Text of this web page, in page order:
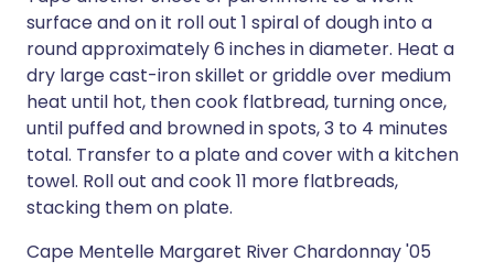
surface and on it roll out 1 spiral of dough into a
round approximately 6 inches in diameter. Heat a
dry large cast-iron skillet or griddle over medium
heat until hot, then cook flatbread, turning once,
until puffed and browned in spots, 3 to 4 minutes
total. Transfer to a plate and cover with a kitchen
towel. Roll out and cook 11 more flatbreads,
stacking them on plate.
Cape Mentelle Margaret River Chardonnay '05